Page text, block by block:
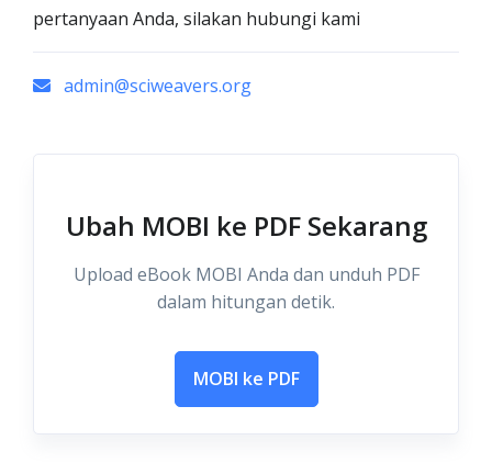
pertanyaan Anda, silakan hubungi kami
admin@sciweavers.org
Ubah MOBI ke PDF Sekarang
Upload eBook MOBI Anda dan unduh PDF
dalam hitungan detik.
MOBI ke PDF